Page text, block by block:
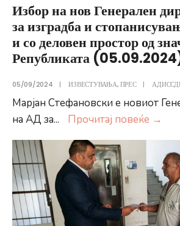
Избор на нов Генерален
за изградба и
и со деловен простор од
Републиката
05/09/2024 | ИЗВЕСТУВАЊА,ПРЕС |
Марјан Стефановски е новиот
на АД за... Прочитај повеќе →
нов
на
АД